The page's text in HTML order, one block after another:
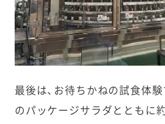
最後は、お待ちかねの試食体
の パッケージサラダ とともに